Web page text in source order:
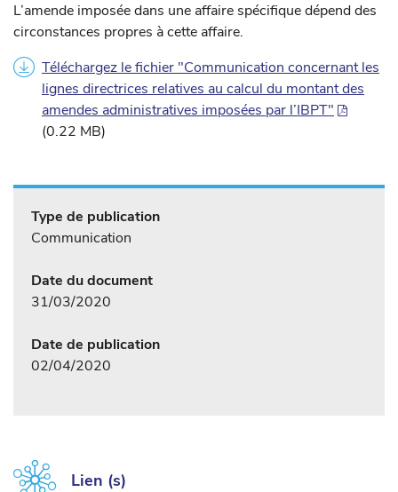
L’amende imposée dans une affaire spécifique dépend des
circonstances propres à cette affaire.
Téléchargez le fichier "Communication concernant les
lignes directrices relatives au calcul du montant des
amendes administratives imposées par l’IBPT"
(0.22 MB)
Type de publication
Communication
Date du document
31/03/2020
Date de publication
02/04/2020
Lien (s)